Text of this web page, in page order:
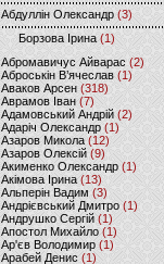
Абдуллін Олександр (3)
Борзова Ірина(1)
Абромавичус Айварас (2)
Аброськін В’ячеслав(1)
Аваков Арсен (318)
Аврамов Іван (7)
Адамовський Андрій(2)
Адаріч Олександр (1)
Азаров Микола (12)
Азаров Олексій (9)
Акименко Олександр(1)
Акімова Ірина(13)
Альперін Вадим (3)
Андрієвський Дмитро(1)
Андрушко Сергій(1)
Апостол Михайло(1)
Ар'єв Володимир (1)
Арабей Денис(1)